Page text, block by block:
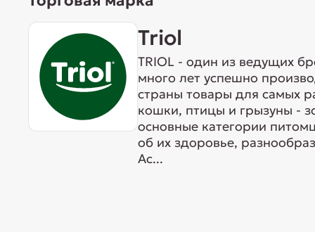
Triol
TRIOL - один из ведущих
много лет успешно
страны товары для самых
кошки, птицы и грызуны -
основные категории
об их здоровье,
Ас...